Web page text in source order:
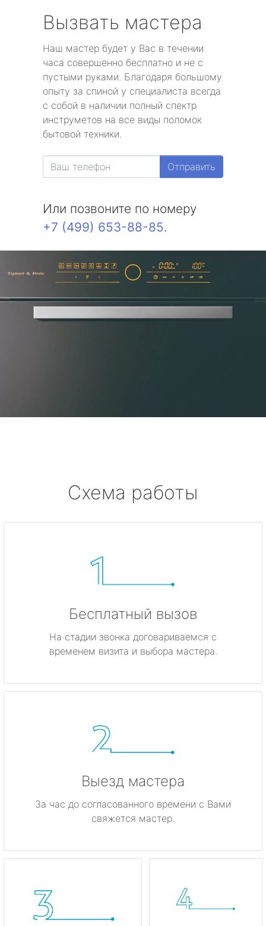
Вызвать мастера
Наш мастер будет у Вас в течении
часа совершенно бесплатно и не с
пустыми руками. Благодаря большому
опыту за спиной у специалиста всегда
с собой в наличии полный спектр
инструметов на все виды поломок
бытовой техники.
Отправить
Или позвоните по номеру
+7 (499) 653-88-85.
Схема работы
Бесплатный вызов
На стадии звонка договариваемся с
временем визита и выбора мастера.
Выезд мастера
За час до согласованного времени с Вами
свяжется мастер.